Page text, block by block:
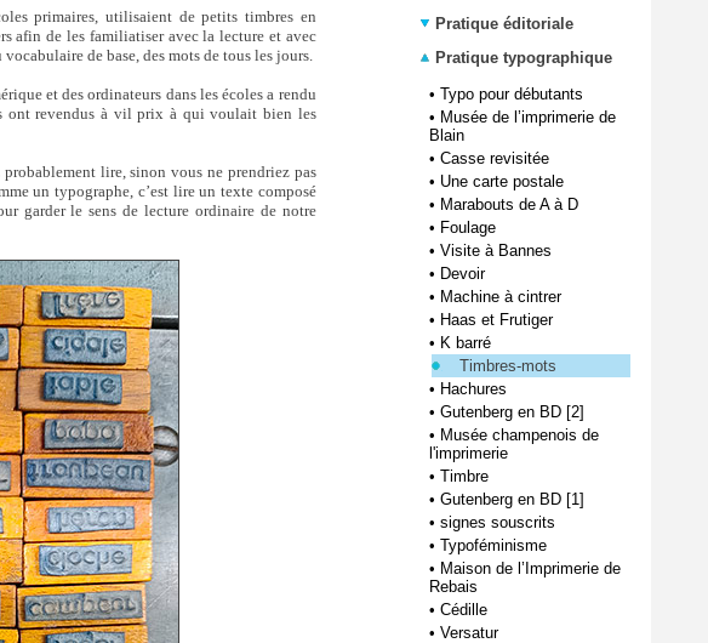
primaires, utilisaient de petits timbres en
afin de les familiatiser avec la lecture et avec
de base, des mots de tous les jours.
et des ordinateurs dans les écoles a rendu
ont revendus à vil prix à qui voulait bien les
lire, sinon vous ne prendriez pas
un typographe, c’est lire un texte composé
garder le sens de lecture ordinaire de notre
Pratique éditoriale
Pratique typographique
• Typo pour débutants
• Musée de l’imprimerie de
Blain
• Casse revisitée
• Une carte postale
• Marabouts de A à D
• Foulage
• Visite à Bannes
• Devoir
• Machine à cintrer
• Haas et Frutiger
• K barré
Timbres-mots
• Hachures
• Gutenberg en BD [2]
• Musée champenois de
l'imprimerie
• Timbre
• Gutenberg en BD [1]
• signes souscrits
• Typoféminisme
• Maison de l’Imprimerie de
Rebais
• Cédille
• Versatur